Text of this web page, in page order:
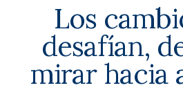
Los
desafían,
mirar hacia